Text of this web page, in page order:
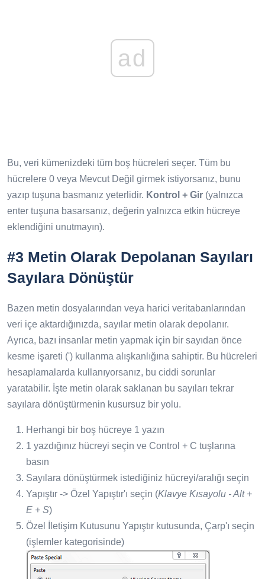
ad
Bu, veri kümenizdeki tüm boş hücreleri seçer. Tüm bu
hücrelere 0 veya Mevcut Değil girmek istiyorsanız, bunu
yazıp tuşuna basmanız yeterlidir. Kontrol + Gir (yalnızca
enter tuşuna basarsanız, değerin yalnızca etkin hücreye
eklendiğini unutmayın).
#3 Metin Olarak Depolanan Sayıları
Sayılara Dönüştür
Bazen metin dosyalarından veya harici veritabanlarından
veri içe aktardığınızda, sayılar metin olarak depolanır.
Ayrıca, bazı insanlar metin yapmak için bir sayıdan önce
kesme işareti (') kullanma alışkanlığına sahiptir. Bu hücreleri
hesaplamalarda kullanıyorsanız, bu ciddi sorunlar
yaratabilir. İşte metin olarak saklanan bu sayıları tekrar
sayılara dönüştürmenin kusursuz bir yolu.
Herhangi bir boş hücreye 1 yazın
1 yazdığınız hücreyi seçin ve Control + C tuşlarına
basın
Sayılara dönüştürmek istediğiniz hücreyi/aralığı seçin
Yapıştır -> Özel Yapıştır'ı seçin (Klavye Kısayolu - Alt +
E + S)
Özel İletişim Kutusunu Yapıştır kutusunda, Çarp'ı seçin
(işlemler kategorisinde)